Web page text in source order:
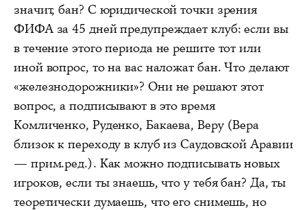
значит, бан? C юридической точки зрения
ФИФА за 45 дней предупреждает клуб: если вы
в течение этого периода не решите тот или
иной вопрос, то на вас наложат бан. Что делают
«железнодорожники»? Они не решают этот
вопрос, а подписывают в это время
Комличенко, Руденко, Бакаева, Веру (Вера
близок к переходу в клуб из Саудовской Аравии
— прим.ред.). Как можно подписывать новых
игроков, если ты знаешь, что у тебя бан? Да, ты
теоретически думаешь, что его снимешь, но